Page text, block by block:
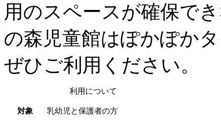
用のスペースが確保で
の森児童館はぽかぽか
ぜひご利用ください。
利用について
対象 乳幼児と保護者の方